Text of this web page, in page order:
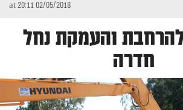
02/05/2018 at 20:11
והעמקת נחל
חדרה